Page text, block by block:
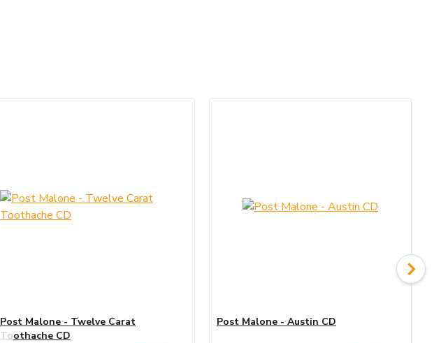
Post Malone - Twelve Carat
Toothache CD
Post Malone - Austin CD